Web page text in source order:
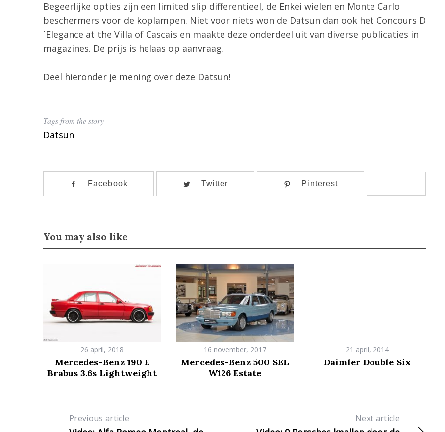
Begeerlijke opties zijn een limited slip differentieel, de Enkei wielen en Monte Carlo
beschermers voor de koplampen. Niet voor niets won de Datsun dan ook het Concours D
´Elegance at the Villa of Cascais en maakte deze onderdeel uit van diverse publicaties in
magazines. De prijs is helaas op aanvraag.
Deel hieronder je mening over deze Datsun!
Tags from the story
Datsun
Facebook Twitter Pinterest
You may also like
26 april, 2018
Mercedes-Benz 190 E
Brabus 3.6s Lightweight
16 november, 2017
Mercedes-Benz 500 SEL
W126 Estate
21 april, 2014
Daimler Double Six
Previous article Next article